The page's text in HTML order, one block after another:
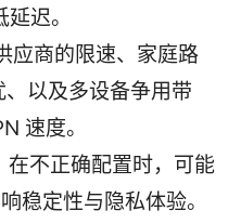
迟。
应商的限速、家庭路
以及多设备争用带
速度。
在不正确配置时，可能
稳定性与隐私体验。